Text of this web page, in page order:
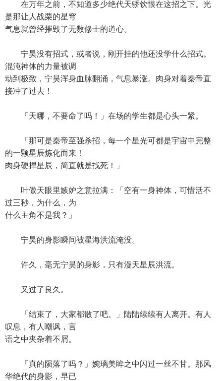
在万年之前，不知道多少绝代天骄饮恨在这招之下。光
是那让人战栗的星穹
气息就曾经摧毁了无数修士的道心。
宁昊没有招式，或者说，刚开挂的他还没学什么招式。
混沌神体的力量被调
动到极致，宁昊浑身血脉翻涌，气息暴涨。肉身对着秦帝直
接冲了过去！
「天哪，不要命了吗！」在场的学生都是心头一紧。
「那可是秦帝至强杀招，每一个星光可都是宇宙中完整
的一颗星辰炼化而来！
肉身硬捍星辰，简直就是找死！」
叶傲天眼里嫉妒之意拉满：「空有一身神体，可惜活不
过三秒，为什么，为
什么主角不是我？」
宁昊的身影瞬间被星海洪流淹没。
许久，毫无宁昊的身影，只有漫天星辰洪流。
又过了良久。
「结束了，大家都散了吧。」陆陆续续有人离开。有人
叹息，有人嘲讽，言
语之中夹杂着不屑。
「真的陨落了吗？」婉璃美眸之中闪过一丝不甘。那风
华绝代的身影，早已